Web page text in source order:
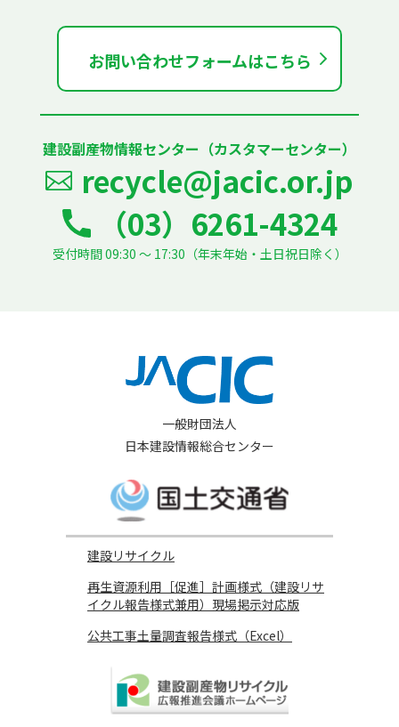
お問い合わせフォームはこちら
建設副産物情報センター（カスタマーセンター）
recycle@jacic.or.jp
（03）6261-4324
受付時間 09:30 ～ 17:30（年末年始・土日祝日除く）
一般財団法人
日本建設情報総合センター
建設リサイクル
再生資源利用［促進］計画様式（建設リサ
イクル報告様式兼用）現場掲示対応版
公共工事土量調査報告様式（Excel）